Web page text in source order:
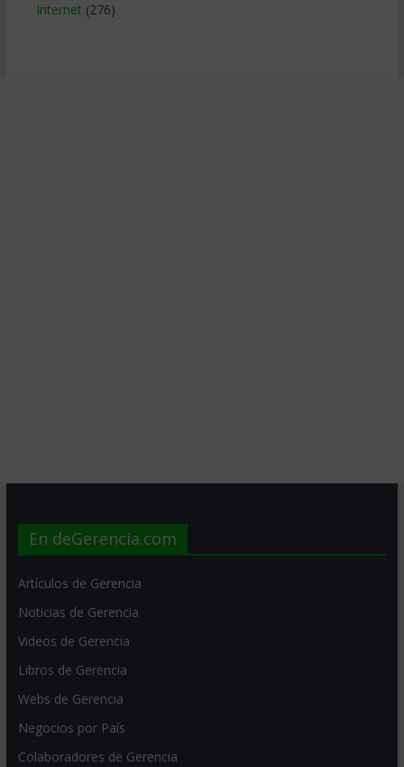
Internet (276)
En deGerencia.com
Artículos de Gerencia
Noticias de Gerencia
Videos de Gerencia
Libros de Gerencia
Webs de Gerencia
Negocios por País
Colaboradores de Gerencia